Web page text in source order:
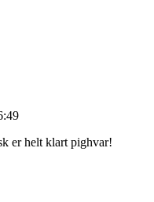
er helt klart pighvar!